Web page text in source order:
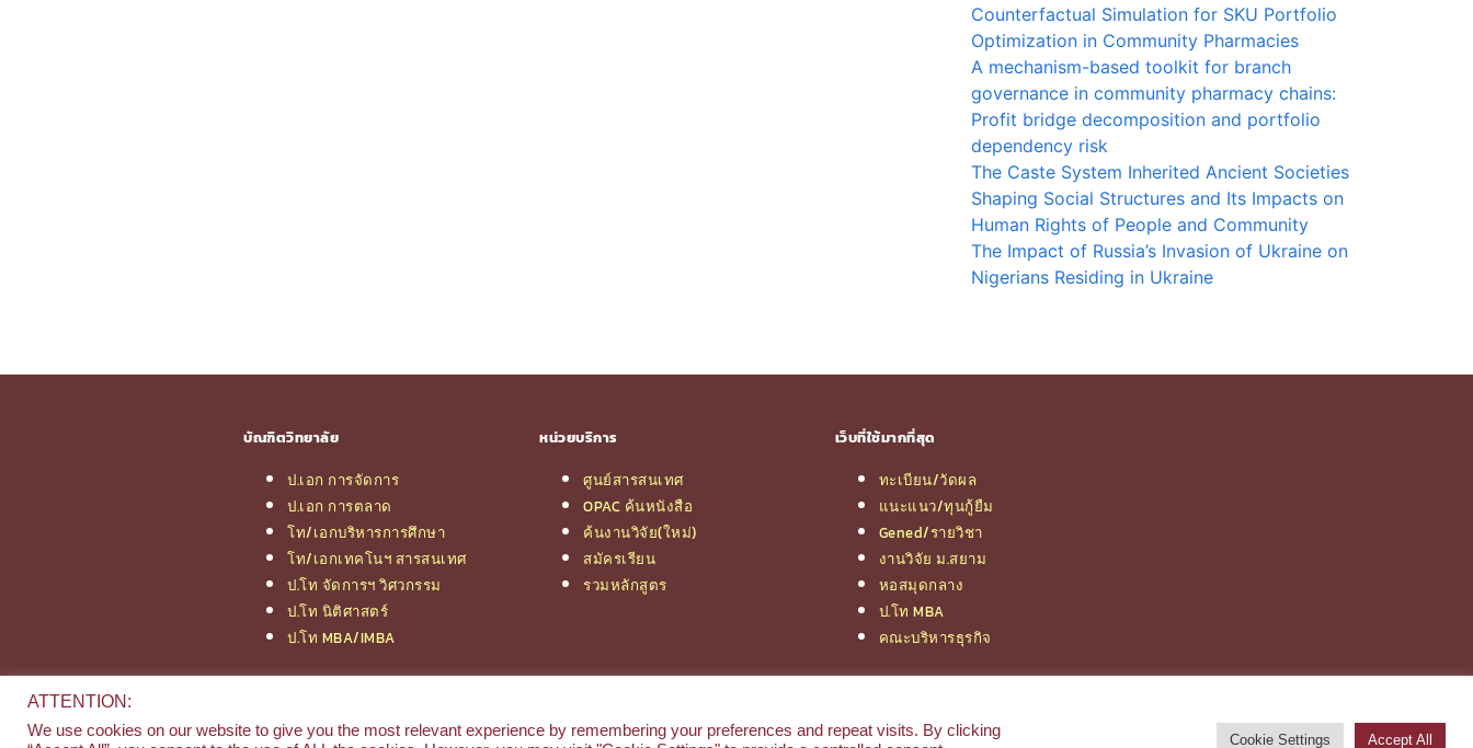
Counterfactual Simulation for SKU Portfolio
Optimization in Community Pharmacies
A mechanism-based toolkit for branch
governance in community pharmacy chains:
Profit bridge decomposition and portfolio
dependency risk
The Caste System Inherited Ancient Societies
Shaping Social Structures and Its Impacts on
Human Rights of People and Community
The Impact of Russia’s Invasion of Ukraine on
Nigerians Residing in Ukraine
บัณฑิตวิทยาลัย
ป.เอก การจัดการ
ป.เอก การตลาด
โท/เอกบริหารการศึกษา
โท/เอกเทคโนฯ สารสนเทศ
ป.โท จัดการฯ วิศวกรรม
ป.โท นิติศาสตร์
ป.โท MBA/IMBA
หน่วยบริการ
ศูนย์สารสนเทศ
OPAC ค้นหนังสือ
ค้นงานวิจัย(ใหม่)
สมัครเรียน
รวมหลักสูตร
เว็บที่ใช้มากที่สุด
ทะเบียน/วัดผล
แนะแนว/ทุนกู้ยืม
Gened/รายวิชา
งานวิจัย ม.สยาม
หอสมุดกลาง
ป.โท MBA
คณะบริหารธุรกิจ
ATTENTION:
We use cookies on our website to give you the most relevant experience by remembering your preferences and repeat visits. By clicking
Cookie Settings Accept All